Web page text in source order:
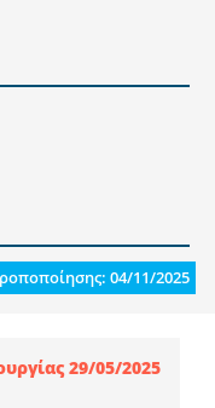
04/11/2025
29/05/2025